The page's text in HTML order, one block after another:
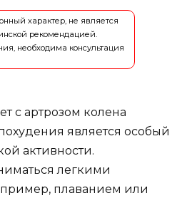
характер, не является
рекомендацией.
необходима консультация
с артрозом колена
является особый
активности.
легкими
плаванием или